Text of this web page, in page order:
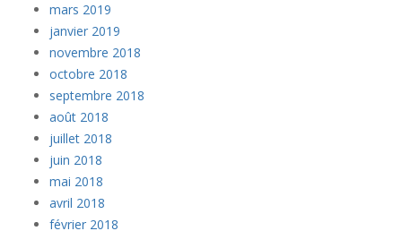
mars 2019
janvier 2019
novembre 2018
octobre 2018
septembre 2018
août 2018
juillet 2018
juin 2018
mai 2018
avril 2018
février 2018